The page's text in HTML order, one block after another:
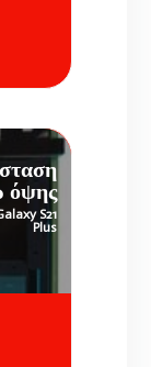
όψης
S21
Plus